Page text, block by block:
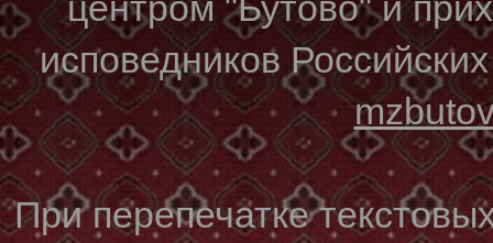
исповедников
При перепечатке